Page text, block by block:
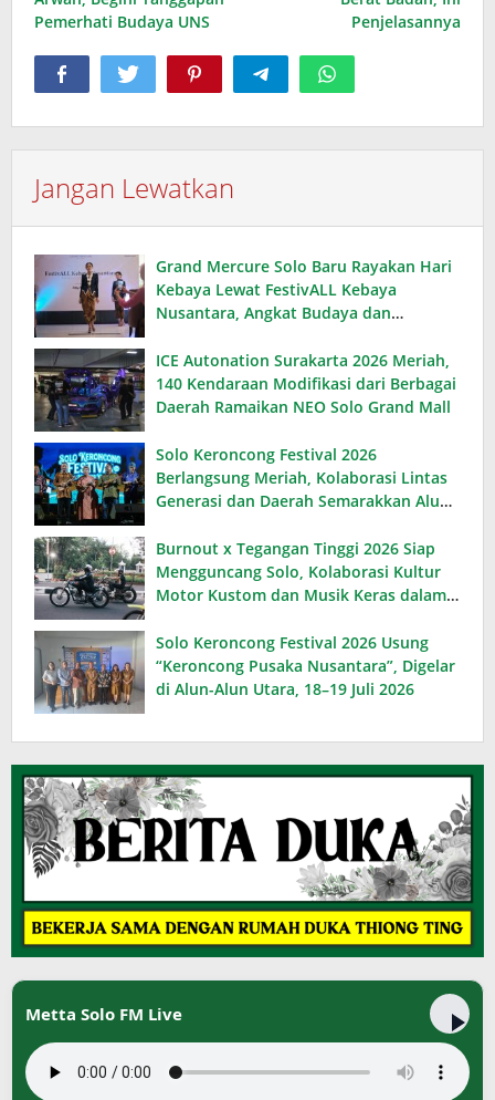
Pemerhati Budaya UNS
Penjelasannya
Jangan Lewatkan
Grand Mercure Solo Baru Rayakan Hari
Kebaya Lewat FestivALL Kebaya
Nusantara, Angkat Budaya dan
ICE Autonation Surakarta 2026 Meriah,
140 Kendaraan Modifikasi dari Berbagai
Daerah Ramaikan NEO Solo Grand Mall
Solo Keroncong Festival 2026
Berlangsung Meriah, Kolaborasi Lintas
Generasi dan Daerah Semarakkan Alun-
Burnout x Tegangan Tinggi 2026 Siap
Mengguncang Solo, Kolaborasi Kultur
Motor Kustom dan Musik Keras dalam
Solo Keroncong Festival 2026 Usung
“Keroncong Pusaka Nusantara”, Digelar
di Alun-Alun Utara, 18–19 Juli 2026
Metta Solo FM Live